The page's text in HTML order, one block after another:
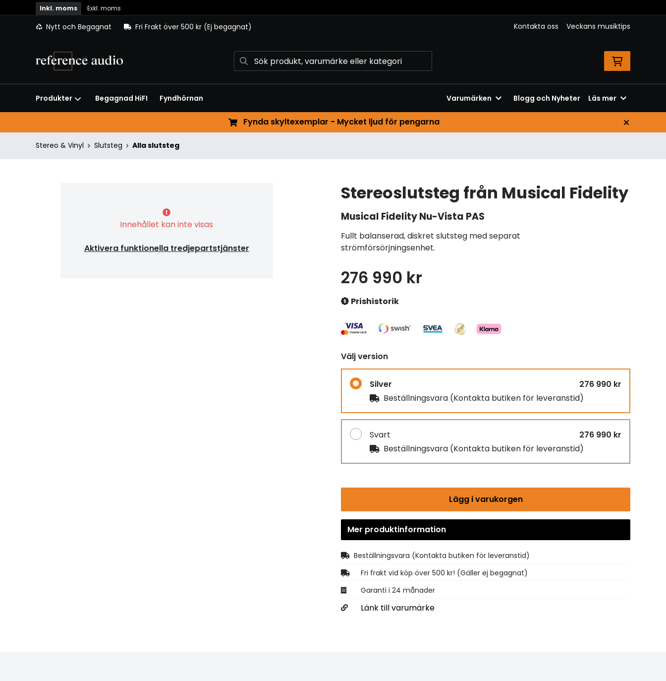
Inkl. moms Exkl. moms
Nytt och Begagnat Fri Frakt över 500 kr (Ej begagnat) Kontakta oss Veckans musiktips
Produkter Begagnad HiFI Fyndhörnan Varumärken Blogg och Nyheter Läs mer
Fynda skyltexemplar - Mycket ljud för pengarna
Stereo & Vinyl Slutsteg Alla slutsteg
Innehållet kan inte visas
Aktivera funktionella tredjepartstjänster
Stereoslutsteg från Musical Fidelity
Musical FidelityNu-Vista PAS
Fullt balanserad, diskret slutsteg med separat
strömförsörjningsenhet.
276 990 kr
Prishistorik
Välj version
Silver
276 990 kr
Beställningsvara (Kontakta butiken för leveranstid)
Svart
276 990 kr
Beställningsvara (Kontakta butiken för leveranstid)
Lägg i varukorgen
Mer produktinformation
Beställningsvara (Kontakta butiken för leveranstid)
Fri frakt vid köp över 500 kr! (Gäller ej begagnat)
Garanti i 24 månader
Länk till varumärke